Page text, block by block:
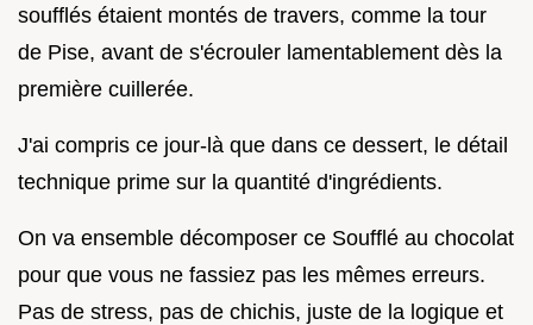
soufflés étaient montés de travers, comme la tour
de Pise, avant de s'écrouler lamentablement dès la
première cuillerée.
J'ai compris ce jour-là que dans ce dessert, le détail
technique prime sur la quantité d'ingrédients.
On va ensemble décomposer ce Soufflé au chocolat
pour que vous ne fassiez pas les mêmes erreurs.
Pas de stress, pas de chichis, juste de la logique et